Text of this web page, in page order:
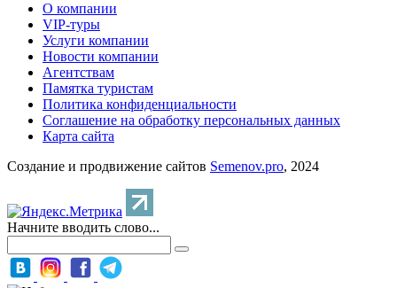
О компании
VIP-туры
Услуги компании
Новости компании
Агентствам
Памятка туристам
Политика конфиденциальности
Соглашение на обработку персональных данных
Карта сайта
Создание и продвижение сайтов Semenov.pro, 2024
Начните вводить слово...